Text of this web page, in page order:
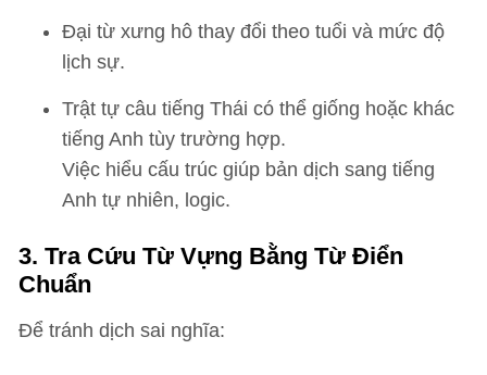
Đại từ xưng hô thay đổi theo tuổi và mức độ
lịch sự.
Trật tự câu tiếng Thái có thể giống hoặc khác
tiếng Anh tùy trường hợp.
Việc hiểu cấu trúc giúp bản dịch sang tiếng
Anh tự nhiên, logic.
3. Tra Cứu Từ Vựng Bằng Từ Điển
Chuẩn
Để tránh dịch sai nghĩa: